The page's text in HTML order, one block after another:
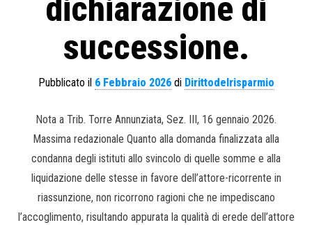
dichiarazione di
successione.
Pubblicato il 6 Febbraio 2026di Dirittodelrisparmio
Nota a Trib. Torre Annunziata, Sez. III, 16 gennaio 2026.
Massima redazionale Quanto alla domanda finalizzata alla
condanna degli istituti allo svincolo di quelle somme e alla
liquidazione delle stesse in favore dell’attore-ricorrente in
riassunzione, non ricorrono ragioni che ne impediscano
l’accoglimento, risultando appurata la qualità di erede dell’attore